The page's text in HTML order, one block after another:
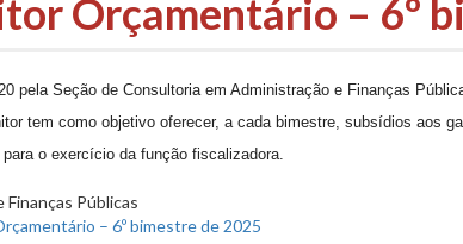
Orçamentário – 6º
pela Seção de Consultoria em Administração e Finanças
tem como objetivo oferecer, a cada bimestre, subsídios aos
o exercício da função fiscalizadora.
Públicas
– 6º bimestre de 2025